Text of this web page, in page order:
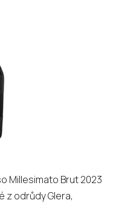
Millesimato Brut 2023
z odrůdy Glera,